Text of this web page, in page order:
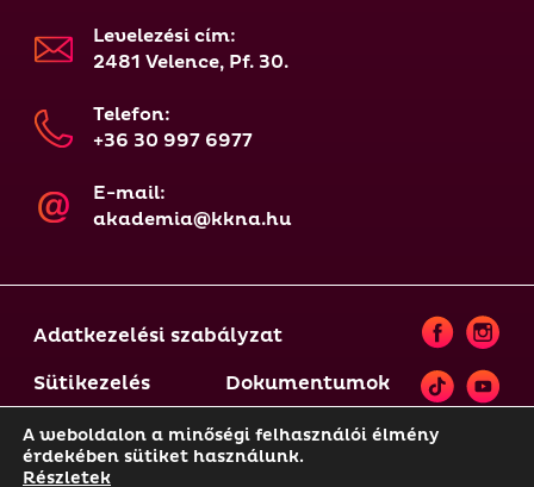
Levelezési cím:
2481 Velence, Pf. 30.
Telefon:
+36 30 997 6977
E-mail:
akademia@kkna.hu
Adatkezelési szabályzat
Sütikezelés
Dokumentumok
© 2021-2025 KKNA | A weboldal tartalma szerzői jogi
A weboldalon a minőségi felhasználói élmény
érdekében sütiket használunk.
Részletek